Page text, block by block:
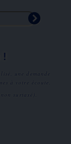
!
une demande
à votre écoute.
surtaxé).